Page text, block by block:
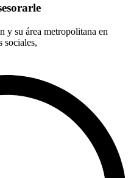
y su área metropolitana en
sociales,